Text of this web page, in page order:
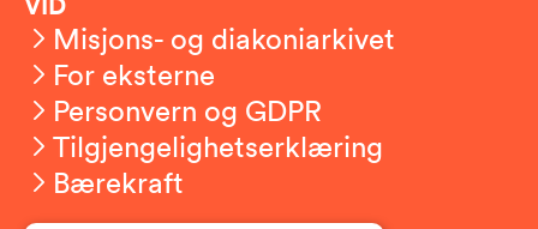
Misjons- og diakoniarkivet
For eksterne
Personvern og GDPR
Tilgjengelighetserklæring
Bærekraft